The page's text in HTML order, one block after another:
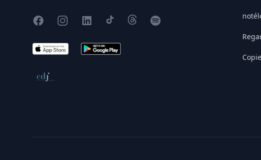
FacebookInstagram
X TikTokThreadsSpotify
App Store Google Play
Conseil de déontologie journalistique